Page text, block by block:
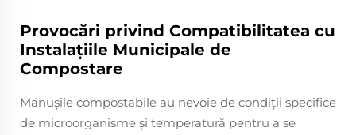
Provocări privind Compatibilitatea cu
Instalațiile Municipale de
Compostare
Mănușile compostabile au nevoie de condiții specifice
de microorganisme și temperatură pentru a se